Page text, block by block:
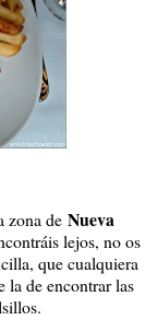
zona de Nueva
lejos, no os
que cualquiera
la de encontrar las